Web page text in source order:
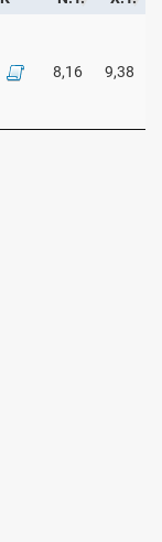
8,16 9,38